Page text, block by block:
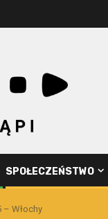
SPOŁECZEŃSTWO
– Włochy